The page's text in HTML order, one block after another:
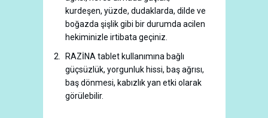
kurdeşen, yüzde, dudaklarda, dilde ve
boğazda şişlik gibi bir durumda acilen
hekiminizle irtibata geçiniz.
RAZİNA tablet kullanımına bağlı
güçsüzlük, yorgunluk hissi, baş ağrısı,
baş dönmesi, kabızlık yan etki olarak
görülebilir.